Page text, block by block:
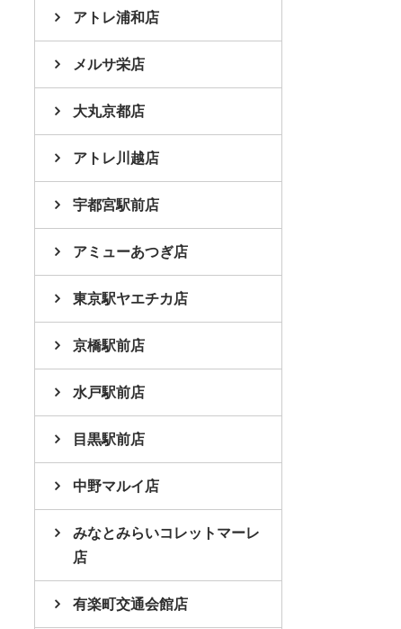
アトレ浦和店
メルサ栄店
大丸京都店
アトレ川越店
宇都宮駅前店
アミューあつぎ店
東京駅ヤエチカ店
京橋駅前店
水戸駅前店
目黒駅前店
中野マルイ店
みなとみらいコレットマーレ
店
有楽町交通会館店